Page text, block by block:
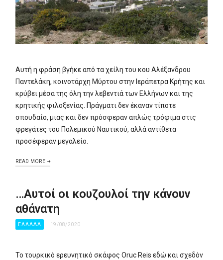
Αυτή η φράση βγήκε από τα χείλη του κου Αλέξανδρου
Παντελάκη, κοινοτάρχη Μύρτου στην Ιεράπετρα Κρήτης και
κρύβει μέσα της όλη την λεβεντιά των Ελλήνων και της
κρητικής φιλοξενίας. Πράγματι δεν έκαναν τίποτε
σπουδαίο, μιας και δεν πρόσφεραν απλώς τρόφιμα στις
φρεγάτες του Πολεμικού Ναυτικού, αλλά αντίθετα
προσέφεραν μεγαλείο.
READ MORE
…Αυτοί οι κουζουλοί την κάνουν
αθάνατη
ΕΛΛΑΔΑ 19/08/2020
Το τουρκικό ερευνητικό σκάφος Oruc Reis εδώ και σχεδόν